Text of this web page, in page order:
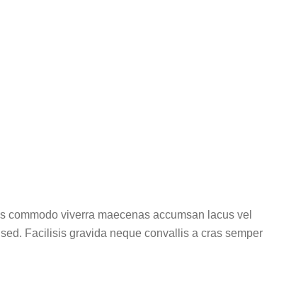
commodo viverra maecenas accumsan lacus vel
Facilisis gravida neque convallis a cras semper